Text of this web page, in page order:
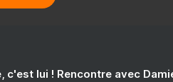
c'est lui ! Rencontre avec